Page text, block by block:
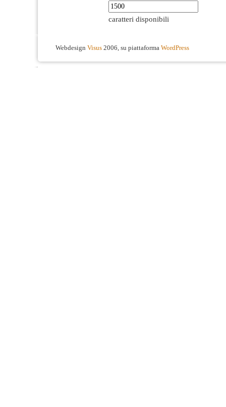
caratteri disponibili
Webdesign Visus 2006, su piattaforma WordPress